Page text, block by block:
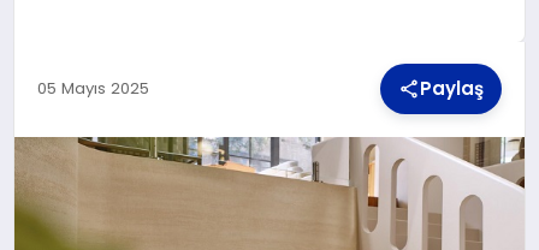
YAŞAM
05 Mayıs 2025 Paylaş